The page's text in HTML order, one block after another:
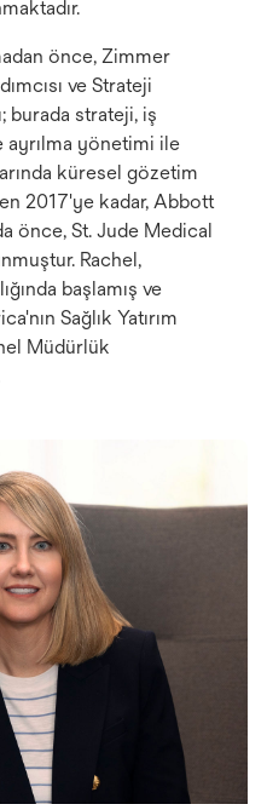
önce, Zimmer
ve Strateji
burada strateji, iş
yönetimi ile
küresel gözetim
2017'ye kadar, Abbott
önce, St. Jude Medical
Rachel,
başlamış ve
Sağlık Yatırım
Müdürlük